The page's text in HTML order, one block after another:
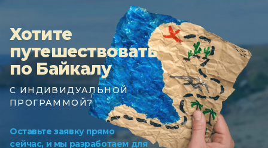
Хотите
путешествовать
по Байкалу
С ИНДИВИДУАЛЬНОЙ
ПРОГРАММОЙ?
Оставьте заявку прямо
сейчас, и мы разработаем для